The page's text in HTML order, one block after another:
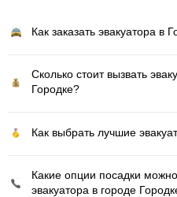
Как заказать эвакуатора в
Сколько стоит вызвать
Городке?
Как выбрать лучшие
Какие опции посадки
эвакуатора в городе